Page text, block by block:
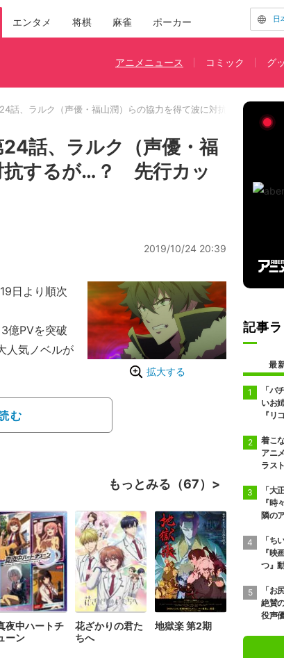
エンタメ 将棋 麻雀 ポーカー 日
アニメニュース コミック グ
24話、ラルク（声優・福山潤）らの協力を得て波に対抗するが…？
24話、ラルク（声優・福
抗するが…？ 先行カッ
2019/10/24 20:39
拡大する
日より順次
億PVを突破
人気ノベルが
文。与えら
人「盾の勇
場もすべて
とする。こ
を失った男
む
もっとみる（67）
夜中ハートチ
ーン
花ざかりの君た
ちへ
地獄楽 第2期
記事
最
「バ
いお
『リ
着こ
アニ
ラス
「大
『時
隣の
「ち
『映
つ』
「お
絶賛
役声